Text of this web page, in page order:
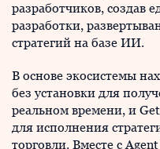
разработчиков, создав
разработки,
стратегий на базе ИИ.
В основе экосистемы
без установки для
реальном времени, и
для исполнения
торговли. Вместе с